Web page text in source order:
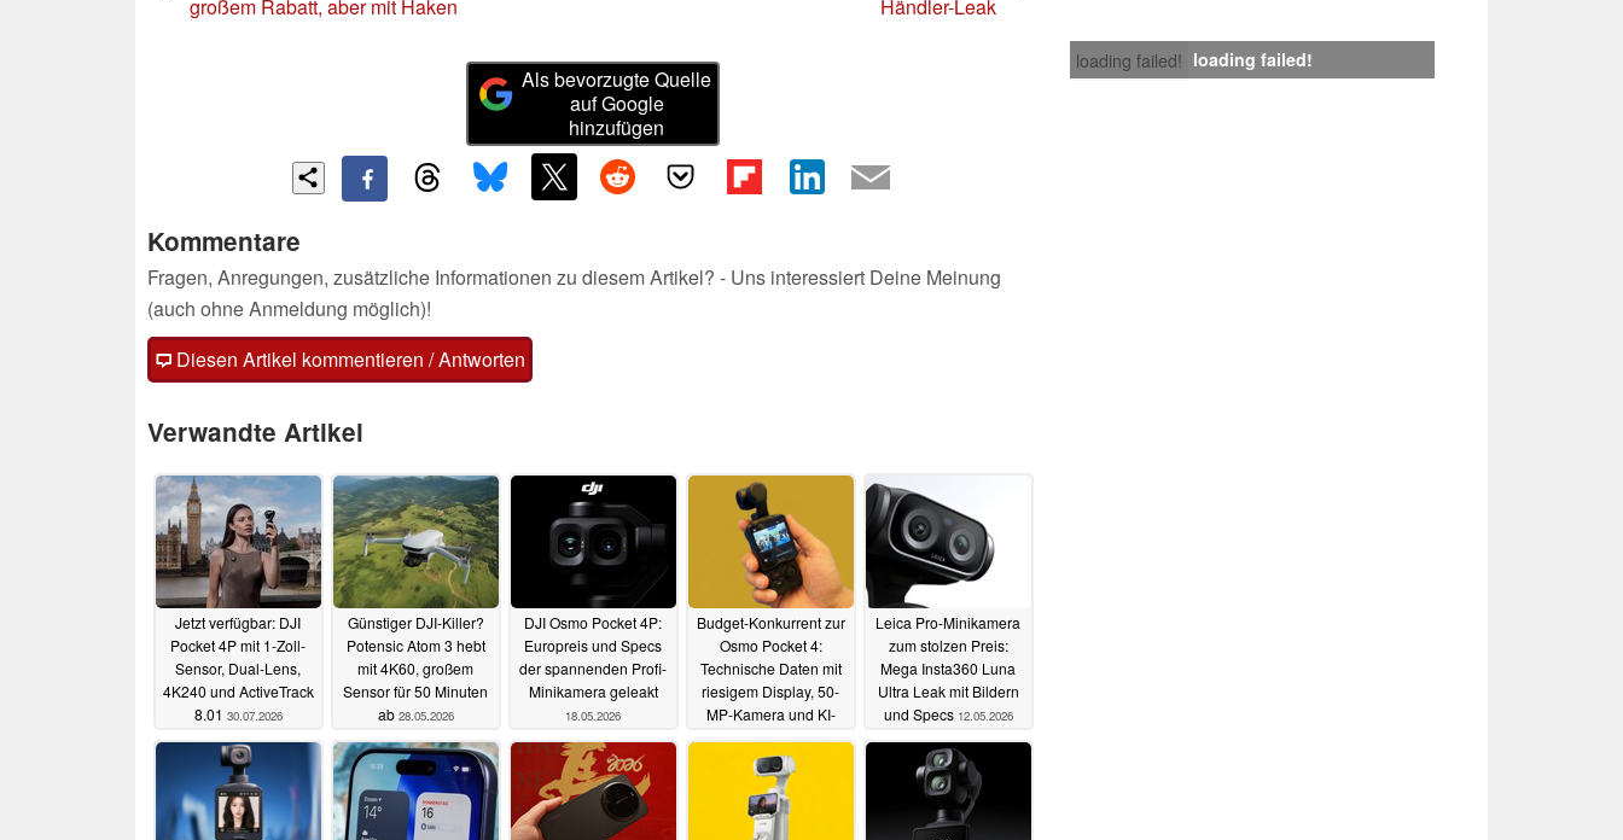
großem Rabatt, aber mit Haken
Händler-Leak
loading failed! loading failed!
Als bevorzugte Quelle
auf Google
hinzufügen
Kommentare
Fragen, Anregungen, zusätzliche Informationen zu diesem Artikel? - Uns interessiert Deine Meinung
(auch ohne Anmeldung möglich)!
Diesen Artikel kommentieren / Antworten
Verwandte Artikel
Jetzt verfügbar: DJI
Pocket 4P mit 1-Zoll-
Sensor, Dual-Lens,
4K240 und ActiveTrack
8.01 30.07.2026
Günstiger DJI-Killer?
Potensic Atom 3 hebt
mit 4K60, großem
Sensor für 50 Minuten
ab 28.05.2026
DJI Osmo Pocket 4P:
Europreis und Specs
der spannenden Profi-
Minikamera geleakt
18.05.2026
Budget-Konkurrent zur
Osmo Pocket 4:
Technische Daten mit
riesigem Display, 50-
MP-Kamera und KI-
Tracking enthüllt
13.05.2026
Leica Pro-Minikamera
zum stolzen Preis:
Mega Insta360 Luna
Ultra Leak mit Bildern
und Specs 12.05.2026